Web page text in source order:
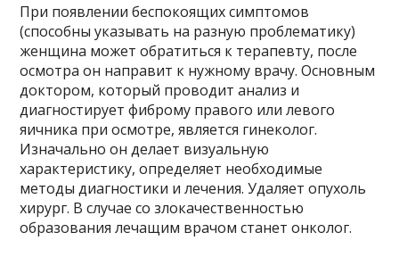
При появлении беспокоящих симптомов
(способны указывать на разную проблематику)
женщина может обратиться к терапевту, после
осмотра он направит к нужному врачу. Основным
доктором, который проводит анализ и
диагностирует фиброму правого или левого
яичника при осмотре, является гинеколог.
Изначально он делает визуальную
характеристику, определяет необходимые
методы диагностики и лечения. Удаляет опухоль
хирург. В случае со злокачественностью
образования лечащим врачом станет онколог.